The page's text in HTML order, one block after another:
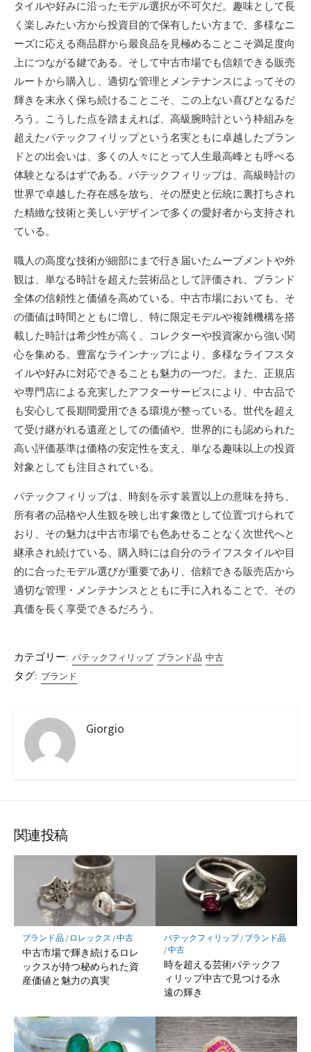
タイルや好みに沿ったモデル選択が不可欠だ。趣味として長
く楽しみたい方から投資目的で保有したい方まで、多様なニ
ーズに応える商品群から最良品を見極めることこそ満足度向
上につながる鍵である。そして中古市場でも信頼できる販売
ルートから購入し、適切な管理とメンテナンスによってその
輝きを末永く保ち続けることこそ、この上ない喜びとなるだ
ろう。こうした点を踏まえれば、高級腕時計という枠組みを
超えたパテックフィリップという名実ともに卓越したブラン
ドとの出会いは、多くの人々にとって人生最高峰とも呼べる
体験となるはずである。パテックフィリップは、高級時計の
世界で卓越した存在感を放ち、その歴史と伝統に裏打ちされ
た精緻な技術と美しいデザインで多くの愛好者から支持され
ている。
職人の高度な技術が細部にまで行き届いたムーブメントや外
観は、単なる時計を超えた芸術品として評価され、ブランド
全体の信頼性と価値を高めている。中古市場においても、そ
の価値は時間とともに増し、特に限定モデルや複雑機構を搭
載した時計は希少性が高く、コレクターや投資家から強い関
心を集める。豊富なラインナップにより、多様なライフスタ
イルや好みに対応できることも魅力の一つだ。また、正規店
や専門店による充実したアフターサービスにより、中古品で
も安心して長期間愛用できる環境が整っている。世代を超え
て受け継がれる遺産としての価値や、世界的にも認められた
高い評価基準は価格の安定性を支え、単なる趣味以上の投資
対象としても注目されている。
パテックフィリップは、時刻を示す装置以上の意味を持ち、
所有者の品格や人生観を映し出す象徴として位置づけられて
おり、その魅力は中古市場でも色あせることなく次世代へと
継承され続けている。購入時には自分のライフスタイルや目
的に合ったモデル選びが重要であり、信頼できる販売店から
適切な管理・メンテナンスとともに手に入れることで、その
真価を長く享受できるだろう。
カテゴリー: パテックフィリップ ブランド品 中古
タグ: ブランド
Giorgio
関連投稿
ブランド品/ ロレックス /中古
中古市場で輝き続けるロレ
ックスが持つ秘められた資
産価値と魅力の真実
パテックフィリップ/ ブランド品
/中古
時を超える芸術パテックフ
ィリップ中古で見つける永
遠の輝き